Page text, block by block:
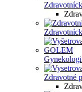
Zdravotné